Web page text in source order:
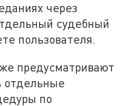
через
судебный
пользователя.
предусматривают
отдельные
по